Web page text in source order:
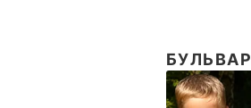
БУЛЬВАР